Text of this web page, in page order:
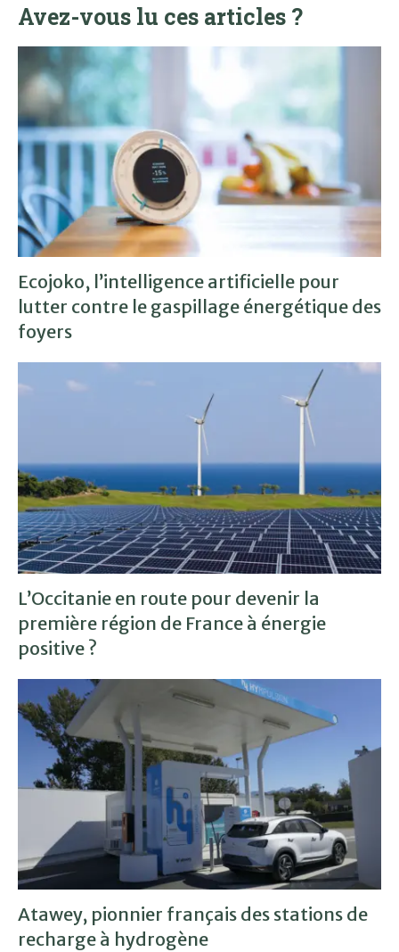
Avez-vous lu ces articles ?
Ecojoko, l’intelligence artificielle pour
lutter contre le gaspillage énergétique des
foyers
L’Occitanie en route pour devenir la
première région de France à énergie
positive ?
Atawey, pionnier français des stations de
recharge à hydrogène